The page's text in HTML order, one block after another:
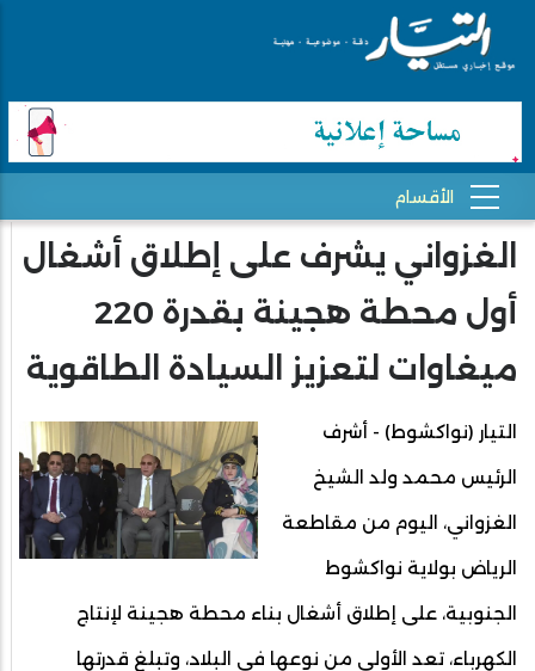
الغزواني يشرف على إطلاق أشغال
أول محطة هجينة بقدرة 220
ميغاوات لتعزيز السيادة الطاقوية
التيار (نواكشوط) - أشرف
الرئيس محمد ولد الشيخ
الغزواني، اليوم من مقاطعة
الرياض بولاية نواكشوط
الجنوبية، على إطلاق أشغال بناء محطة هجينة لإنتاج
الكهرباء، تعد الأولى من نوعها في البلاد، وتبلغ قدرتها